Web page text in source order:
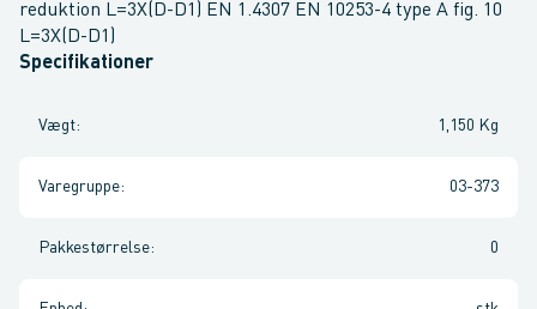
reduktion L=3X(D-D1) EN 1.4307 EN 10253-4 type A fig. 10
L=3X(D-D1)
Specifikationer
Vægt: 1,150 Kg
Varegruppe: 03-373
Pakkestørrelse: 0